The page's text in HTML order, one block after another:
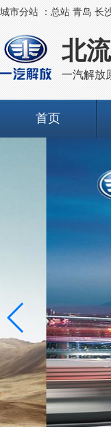
城市分站 ： 总站 青岛 长
北
一汽解放
首页